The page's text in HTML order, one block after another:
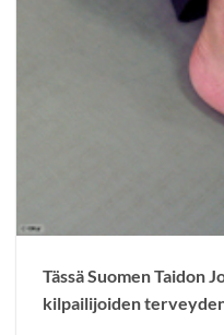
Tässä Suomen Taidon
kilpailijoiden